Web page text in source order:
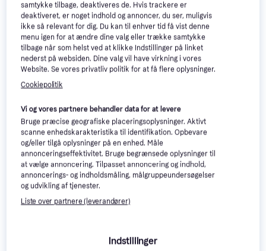
Kingston DataTraveler
Exodia 256GB USB 3.2
4.3
173 kr.
Eller 3 betalinger af 58 kr.
9+ butikker
Samsung USB 3.2
Eller 3 betalinger af 169 kr.
9+ butikker
USB Stik: 3 ting at overveje, før
du køber
Når du skal købe et USB-stik, er det vigtigt at
samtykke tilbage, deaktiveres de. Hvis trackere er
deaktiveret, er noget indhold og annoncer, du ser, muligvis
ikke så relevant for dig. Du kan til enhver tid få vist denne
menu igen for at ændre dine valg eller trække samtykke
tilbage når som helst ved at klikke Indstillinger på linket
nederst på websiden. Dine valg vil have virkning i vores
Website. Se vores privatliv politik for at få flere oplysninger.
Cookiepolitik
Vi og vores partnere behandler data for at levere
Bruge præcise geografiske placeringsoplysninger. Aktivt
scanne enhedskarakteristika til identifikation. Opbevare
og/eller tilgå oplysninger på en enhed. Måle
annonceringseffektivitet. Bruge begrænsede oplysninger til
at vælge annoncering. Tilpasset annoncering og indhold,
annoncerings- og indholdsmåling, målgruppeundersøgelser
og udvikling af tjenester.
Liste over partnere (leverandører)
Indstillinger